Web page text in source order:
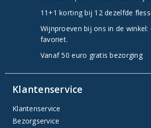
11+1 korting bij 12 dezelfde
Wijnproeven bij ons in de
favoriet.
Vanaf 50 euro gratis bezorging
Klantenservice
Klantenservice
Bezorgservice